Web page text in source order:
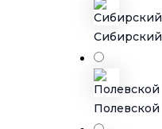
Полевской
Сибирский